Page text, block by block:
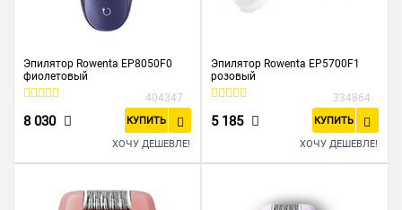
Эпилятор Rowenta EP8050F0
фиолетовый
404347
8 030 КУПИТЬ
ХОЧУ ДЕШЕВЛЕ!
Эпилятор Rowenta EP5700F1
розовый
334864
5 185 КУПИТЬ
ХОЧУ ДЕШЕВЛЕ!